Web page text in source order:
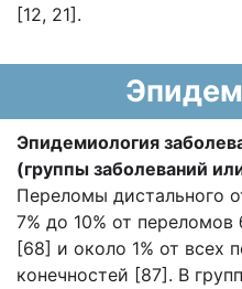
[12, 21].
Эпидемиология
(группы заболеваний
Переломы дистального
7% до 10% от
[68] и около 1% от всех
конечностей [87]. В